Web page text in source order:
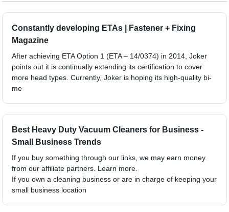
Constantly developing ETAs | Fastener + Fixing
Magazine
After achieving ETA Option 1 (ETA – 14/0374) in 2014, Joker
points out it is continually extending its certification to cover
more head types. Currently, Joker is hoping its high-quality bi-
me
Best Heavy Duty Vacuum Cleaners for Business -
Small Business Trends
If you buy something through our links, we may earn money
from our affiliate partners. Learn more.
If you own a cleaning business or are in charge of keeping your
small business location